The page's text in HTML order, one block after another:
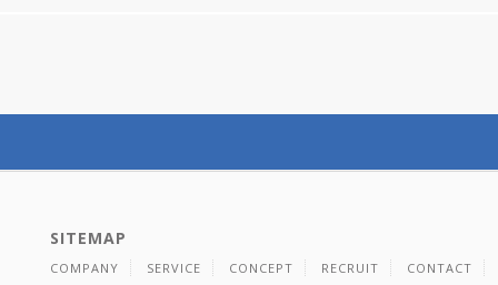
SITEMAP
COMPANY SERVICE CONCEPT RECRUIT CONTACT